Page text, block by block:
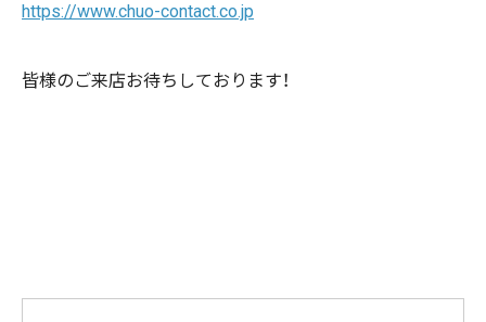
https://www.chuo-contact.co.jp
皆様のご来店お待ちしております！